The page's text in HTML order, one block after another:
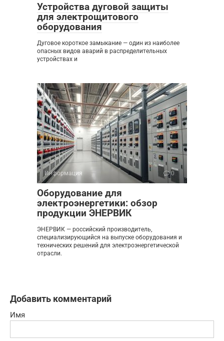
Устройства дуговой защиты
для электрощитового
оборудования
Дуговое короткое замыкание — один из наиболее
опасных видов аварий в распределительных
устройствах и
Информация 0
Оборудование для
электроэнергетики: обзор
продукции ЭНЕРВИК
ЭНЕРВИК — российский производитель,
специализирующийся на выпуске оборудования и
технических решений для электроэнергетической
отрасли.
Добавить комментарий
Имя